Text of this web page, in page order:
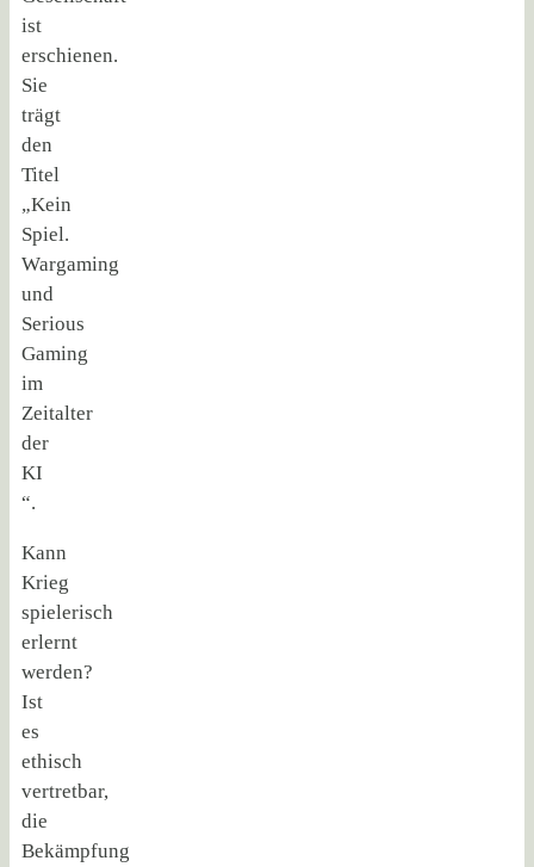
ist
erschienen.
Sie
trägt
den
Titel
„Kein
Spiel.
Wargaming
und
Serious
Gaming
im
Zeitalter
der
KI
“.
Kann
Krieg
spielerisch
erlernt
werden?
Ist
es
ethisch
vertretbar,
die
Bekämpfung